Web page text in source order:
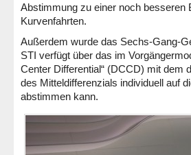
Abstimmung zu einer noch besseren
Kurvenfahrten.
Außerdem wurde das Sechs-Gang-
STI verfügt über das im
Center Differential“ (DCCD) mit dem
des Mitteldifferenzials individuell auf
abstimmen kann.